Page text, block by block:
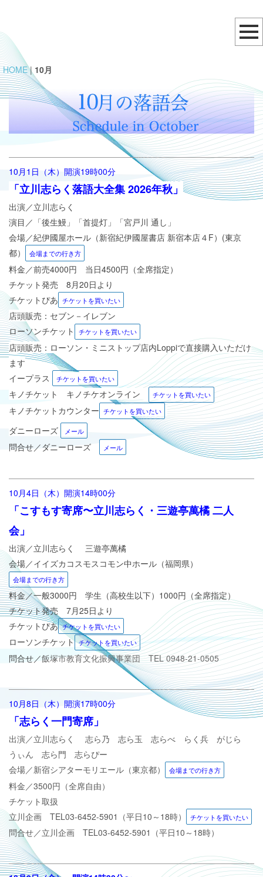
HOME| 10月
10月1日（木） 開演19時00分
「立川志らく落語大全集 2026年秋」
出演／立川志らく
演目／「後生鰻」「首提灯」「宮戸川 通し」
会場／紀伊國屋ホール（新宿紀伊國屋書店 新宿本店４F）(東京
都）
会場までの行き方
料金／前売4000円 当日4500円（全席指定）
チケット発売 8月20日より
チケットぴあ チケットを買いたい
店頭販売：セブン－イレブン
ローソンチケット
チケットを買いたい
店頭販売：ローソン・ミニストップ店内Loppiで直接購入いただけ
ます
イープラス
チケットを買いたい
キノチケット キノチケオンライン チケットを買いたい
キノチケットカウンター チケットを買いたい
ダニーローズ メール
問合せ／ダニーローズ メール
10月4日（木） 開演14時00分
「こすもす寄席〜立川志らく・三遊亭萬橘 二人
会」
出演／立川志らく 三遊亭萬橘
会場／イイズカコスモスコモン中ホール（福岡県）
会場までの行き方
料金／一般3000円 学生（高校生以下）1000円（全席指定）
チケット発売 7月25日より
チケットぴあ チケットを買いたい
ローソンチケット チケットを買いたい
問合せ／飯塚市教育文化振興事業団 TEL 0948-21-0505
10月8日（木） 開演17時00分
「志らく一門寄席」
出演／立川志らく 志ら乃 志ら玉 志らべ らく兵 がじら
うぃん 志ら門 志らぴー
会場／新宿シアターモリエール （東京都） 会場までの行き方
料金／3500円（全席自由）
チケット取扱
立川企画 TEL03-6452-5901（平日10～18時）
チケットを買いたい
問合せ／立川企画 TEL03-6452-5901（平日10～18時）